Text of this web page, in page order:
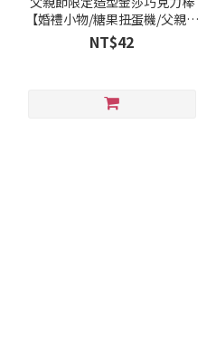
【婚禮小物/糖果扭蛋機/父親節
推薦】
NT$42